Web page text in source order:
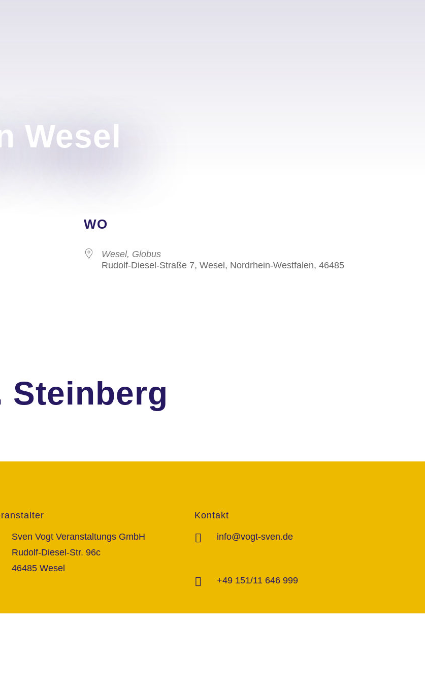
Wesel
WO
Wesel, Globus
Rudolf-Diesel-Straße 7, Wesel, Nordrhein-Westfalen, 46485
Steinberg
Sven Vogt Veranstaltungs GmbH
Rudolf-Diesel-Str. 96c
46485 Wesel
Kontakt
info@vogt-sven.de
+49 151/11 646 999